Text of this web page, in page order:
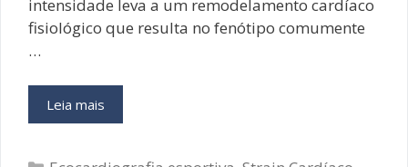
intensidade leva a um remodelamento cardíaco
fisiológico que resulta no fenótipo comumente
…
Leia mais
do
strain